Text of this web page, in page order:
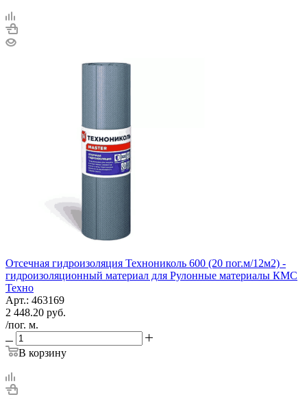
Отсечная гидроизоляция Технониколь 600 (20 пог.м/12м2) -
гидроизоляционный материал для Рулонные материалы КМС
Техно
Арт.: 463169
2 448.20 руб.
/пог. м.
В корзину